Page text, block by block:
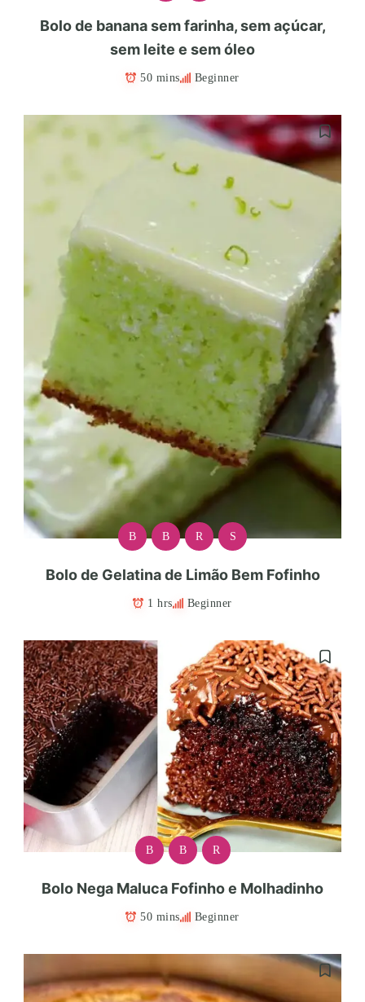
Bolo de banana sem farinha, sem açúcar,
sem leite e sem óleo
50 mins Beginner
B B R S
Bolo de Gelatina de Limão Bem Fofinho
1 hrs Beginner
B B R
Bolo Nega Maluca Fofinho e Molhadinho
50 mins Beginner